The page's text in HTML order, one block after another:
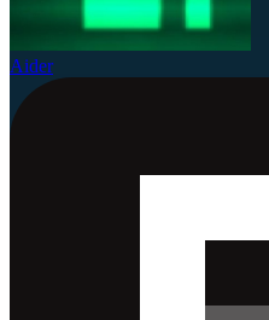
Aider